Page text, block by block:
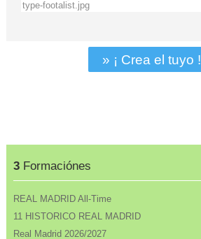
3Formaciónes
REAL MADRID All-Time
11 HISTORICO REAL MADRID
Real Madrid 2026/2027
» ¡ Crea el tuyo !